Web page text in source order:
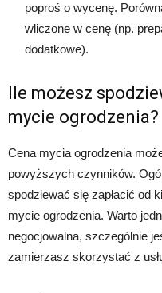
poproś o wycenę.
wliczone w cenę (np.
dodatkowe).
Ile możesz
mycie ogrodzenia?
Cena mycia ogrodzenia
powyższych czynników.
spodziewać się zapłacić od
mycie ogrodzenia. Warto
negocjowalna, szczególnie
zamierzasz skorzystać z